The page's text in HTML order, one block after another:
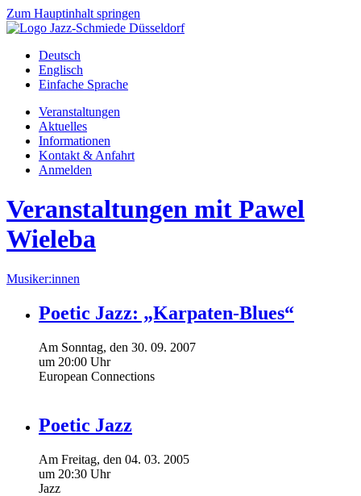
Zum Hauptinhalt springen
Deutsch
Englisch
Einfache Sprache
Veranstaltungen
Aktuelles
Informationen
Kontakt & Anfahrt
Anmelden
Veranstaltungen mit Pawel
Wieleba
Musiker:innen
Poetic Jazz: „Karpaten-Blues“
Am Sonntag, den 30. 09. 2007
um 20:00 Uhr
European Connections
Poetic Jazz
Am Freitag, den 04. 03. 2005
um 20:30 Uhr
Jazz